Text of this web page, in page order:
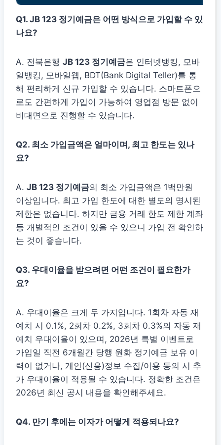
Q1. JB 123 정기예금은 어떤 방식으로 가입할 수 있
나요?
A. 전북은행 JB 123 정기예금은 인터넷뱅킹, 모바
일뱅킹, 모바일웹, BDT(Bank Digital Teller)를 통
해 편리하게 신규 가입할 수 있습니다. 스마트폰으
로도 간편하게 가입이 가능하여 영업점 방문 없이
비대면으로 진행할 수 있습니다.
Q2. 최소 가입금액은 얼마이며, 최고 한도는 있나
요?
A. JB 123 정기예금의 최소 가입금액은 1백만원
이상입니다. 최고 가입 한도에 대한 별도의 명시된
제한은 없습니다. 하지만 금융 거래 한도 제한 계좌
등 개별적인 조건이 있을 수 있으니 가입 전 확인하
는 것이 좋습니다.
Q3. 우대이율을 받으려면 어떤 조건이 필요한가
요?
A. 우대이율은 크게 두 가지입니다. 1회차 자동 재
예치 시 0.1%, 2회차 0.2%, 3회차 0.3%의 자동 재
예치 우대이율이 있으며, 2026년 특별 이벤트로
가입일 직전 6개월간 당행 원화 정기예금 보유 이
력이 없거나, 개인(신용)정보 수집/이용 동의 시 추
가 우대이율이 적용될 수 있습니다. 정확한 조건은
2026년 최신 공시 내용을 확인해주세요.
Q4. 만기 후에는 이자가 어떻게 적용되나요?